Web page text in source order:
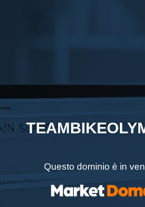
Questo dominio è in